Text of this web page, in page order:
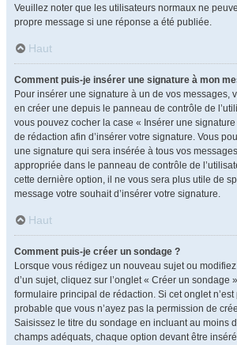
Veuillez noter que les utilisateurs normaux ne
propre message si une réponse a été publiée.
Haut
Comment puis-je insérer une signature à mon
Pour insérer une signature à un de vos messages,
en créer une depuis le panneau de contrôle de
vous pouvez cocher la case « Insérer une
de rédaction afin d’insérer votre signature. Vous
une signature qui sera insérée à tous vos
appropriée dans le panneau de contrôle de
cette dernière option, il ne vous sera plus utile de
message votre souhait d’insérer votre signature.
Haut
Comment puis-je créer un sondage ?
Lorsque vous rédigez un nouveau sujet ou
d’un sujet, cliquez sur l’onglet « Créer un sondage
formulaire principal de rédaction. Si cet onglet
probable que vous n’ayez pas la permission de
Saisissez le titre du sondage en incluant au moins
champs adéquats, chaque option devant être